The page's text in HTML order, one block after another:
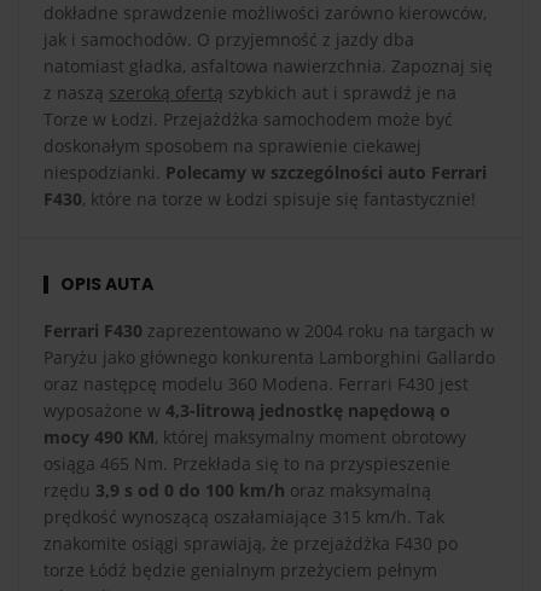
dokładne sprawdzenie możliwości zarówno kierowców,
jak i samochodów. O przyjemność z jazdy dba
natomiast gładka, asfaltowa nawierzchnia. Zapoznaj się
z naszą szeroką ofertą szybkich aut i sprawdź je na
Torze w Łodzi. Przejażdżka samochodem może być
doskonałym sposobem na sprawienie ciekawej
niespodzianki. Polecamy w szczególności auto Ferrari
F430, które na torze w Łodzi spisuje się fantastycznie!
OPIS AUTA
Ferrari F430 zaprezentowano w 2004 roku na targach w
Paryżu jako głównego konkurenta Lamborghini Gallardo
oraz następcę modelu 360 Modena. Ferrari F430 jest
wyposażone w 4,3-litrową jednostkę napędową o
mocy 490 KM, której maksymalny moment obrotowy
osiąga 465 Nm. Przekłada się to na przyspieszenie
rzędu 3,9 s od 0 do 100 km/h oraz maksymalną
prędkość wynoszącą oszałamiające 315 km/h. Tak
znakomite osiągi sprawiają, że przejażdżka F430 po
torze Łódź będzie genialnym przeżyciem pełnym